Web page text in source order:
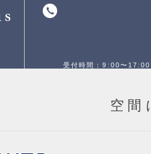
受付時間：9:00〜17:00
空間